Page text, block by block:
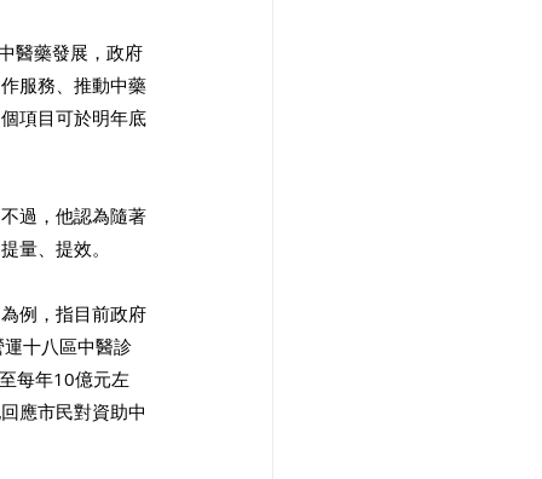
醫藥發展，政府
服務、推動中藥
項目可於明年底
過，他認為隨著
量、提效。
例，指目前政府
十八區中醫診
每年10億元左
應市民對資助中